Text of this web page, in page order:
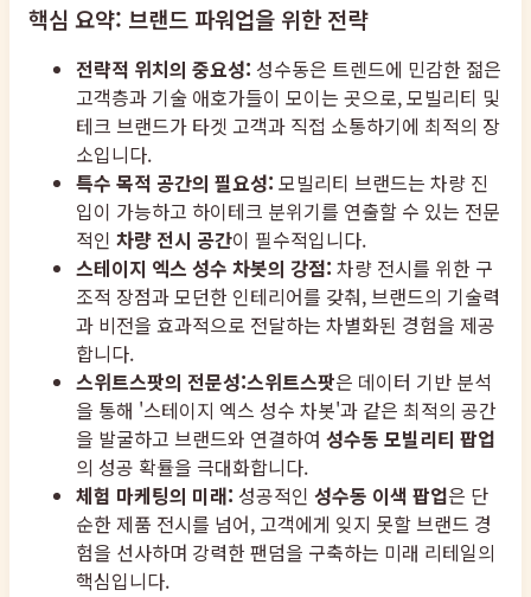
핵심 요약: 브랜드 파워업을 위한 전략
전략적 위치의 중요성: 성수동은 트렌드에 민감한 젊은
고객층과 기술 애호가들이 모이는 곳으로, 모빌리티 및
테크 브랜드가 타겟 고객과 직접 소통하기에 최적의 장
소입니다.
특수 목적 공간의 필요성: 모빌리티 브랜드는 차량 진
입이 가능하고 하이테크 분위기를 연출할 수 있는 전문
적인 차량 전시 공간이 필수적입니다.
스테이지 엑스 성수 차봇의 강점: 차량 전시를 위한 구
조적 장점과 모던한 인테리어를 갖춰, 브랜드의 기술력
과 비전을 효과적으로 전달하는 차별화된 경험을 제공
합니다.
스위트스팟의 전문성:스위트스팟은 데이터 기반 분석
을 통해 '스테이지 엑스 성수 차봇'과 같은 최적의 공간
을 발굴하고 브랜드와 연결하여 성수동 모빌리티 팝업
의 성공 확률을 극대화합니다.
체험 마케팅의 미래: 성공적인 성수동 이색 팝업은 단
순한 제품 전시를 넘어, 고객에게 잊지 못할 브랜드 경
험을 선사하며 강력한 팬덤을 구축하는 미래 리테일의
핵심입니다.